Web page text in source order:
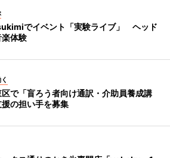
でイベント「実験ライブ」 ヘッド
体験
で「盲ろう者向け通訳・介助員養成講
の担い手を募集